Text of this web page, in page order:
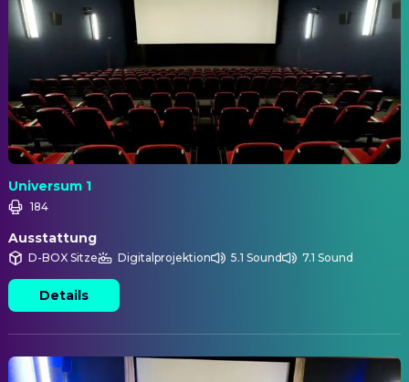
Universum 1
184
Ausstattung
D-BOX Sitze Digitalprojektion 5.1 Sound 7.1 Sound
Details